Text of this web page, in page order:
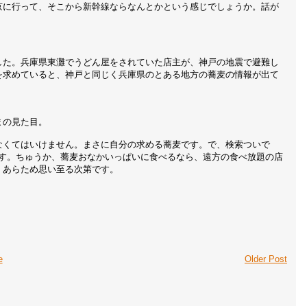
行って、そこから新幹線ならなんとかという感じでしょうか。話が
。兵庫県東灘でうどん屋をされていた店主が、神戸の地震で避難し
めていると、神戸と同じく兵庫県のとある地方の蕎麦の情報が出て
見た目。
てはいけません。まさに自分の求める蕎麦です。で、検索ついで
ちゅうか、蕎麦おなかいっぱいに食べるなら、遠方の食べ放題の店
らため思い至る次第です。
Older Post